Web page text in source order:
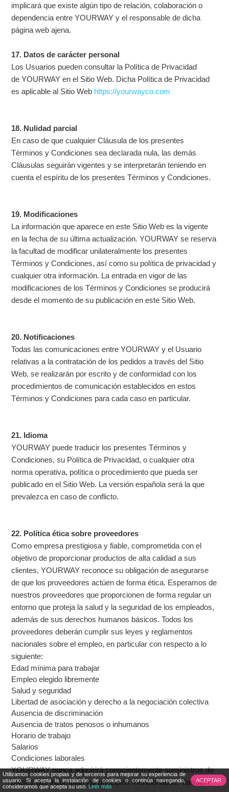
implicará que existe algún tipo de relación, colaboración o
dependencia entre YOURWAY y el responsable de dicha
página web ajena.
17. Datos de carácter personal
Los Usuarios pueden consultar la Política de Privacidad
de YOURWAY en el Sitio Web. Dicha Política de Privacidad
es aplicable al Sitio Web https://yourwayco.com
18. Nulidad parcial
En caso de que cualquier Cláusula de los presentes
Términos y Condiciones sea declarada nula, las demás
Cláusulas seguirán vigentes y se interpretarán teniendo en
cuenta el espíritu de los presentes Términos y Condiciones.
19. Modificaciones
La información que aparece en este Sitio Web es la vigente
en la fecha de su última actualización. YOURWAY se reserva
la facultad de modificar unilateralmente los presentes
Términos y Condiciones, así como su política de privacidad y
cualquier otra información. La entrada en vigor de las
modificaciones de los Términos y Condiciones se producirá
desde el momento de su publicación en este Sitio Web.
20. Notificaciones
Todas las comunicaciones entre YOURWAY y el Usuario
relativas a la contratación de los pedidos a través del Sitio
Web, se realizarán por escrito y de conformidad con los
procedimientos de comunicación establecidos en estos
Términos y Condiciones para cada caso en particular.
21. Idioma
YOURWAY puede traducir los presentes Términos y
Condiciones, su Política de Privacidad, o cualquier otra
norma operativa, política o procedimiento que pueda ser
publicado en el Sitio Web. La versión española será la que
prevalezca en caso de conflicto.
22. Política ética sobre proveedores
Como empresa prestigiosa y fiable, comprometida con el
objetivo de proporcionar productos de alta calidad a sus
clientes, YOURWAY reconoce su obligación de asegurarse
de que los proveedores actúen de forma ética. Esperamos de
nuestros proveedores que proporcionen de forma regular un
entorno que proteja la salud y la seguridad de los empleados,
además de sus derechos humanos básicos. Todos los
proveedores deberán cumplir sus leyes y reglamentos
nacionales sobre el empleo, en particular con respecto a lo
siguiente:
Edad mínima para trabajar
Empleo elegido libremente
Salud y seguridad
Libertad de asociación y derecho a la negociación colectiva
Ausencia de discriminación
Ausencia de tratos penosos o inhumanos
Horario de trabajo
Salarios
Condiciones laborales
YOURWAY nunca adquirirá conscientemente suministros de
países que incumplan los principios mencionados. También
Utilizamos cookies propias y de terceros para mejorar su experiencia de
usuario. Si acepta la instalación de cookies o continúa navegando,
consideramos que acepta su uso.Leer más